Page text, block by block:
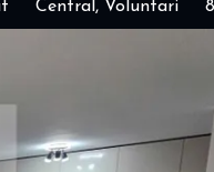
Central, Voluntari